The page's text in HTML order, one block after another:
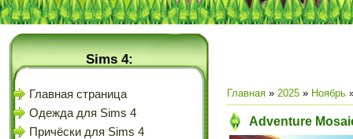
Sims 4:
Главная страница
Одежда для Sims 4
Причёски для Sims 4
Главная » 2025 » Ноябрь
Adventure